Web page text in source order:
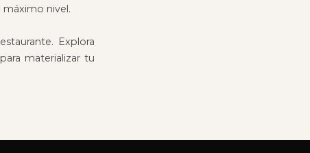
nivel.
Explora
materializar tu